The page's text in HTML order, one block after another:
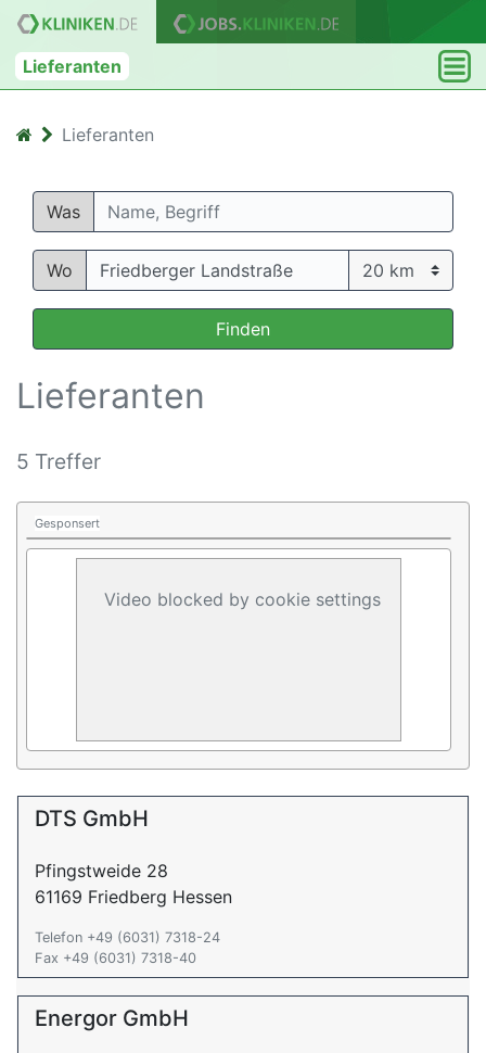
Lieferanten
Lieferanten
Was
Wo
Finden
Lieferanten
5 Treffer
Gesponsert
Video blocked by cookie settings
DTS GmbH
Pfingstweide 28
61169 Friedberg Hessen
Telefon +49 (6031) 7318-24
Fax +49 (6031) 7318-40
Energor GmbH